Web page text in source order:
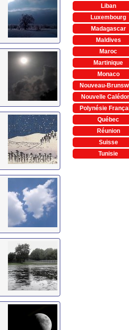
Liban
Luxembourg
Madagascar
Maldives
Maroc
Martinique
Monaco
Nouveau-
Nouvelle
Polynésie
Québec
Réunion
Suisse
Tunisie